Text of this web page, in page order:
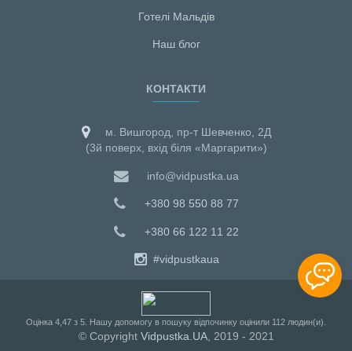
Готелі Мальдiв
Наш блог
КОНТАКТИ
м. Вишгород, пр-т Шевченко, 2Д
(3й поверх, вхід біля «Маргарити»)
info@vidpustka.ua
+380 98 550 88 77
+380 66 122 11 22
#vidpustkaua
Оцiнка 4,47 з 5 . Нашу допомогу в пошуку відпочинку оцінили 112 людин(и).
© Copyright Vidpustka.UA, 2019 - 2021